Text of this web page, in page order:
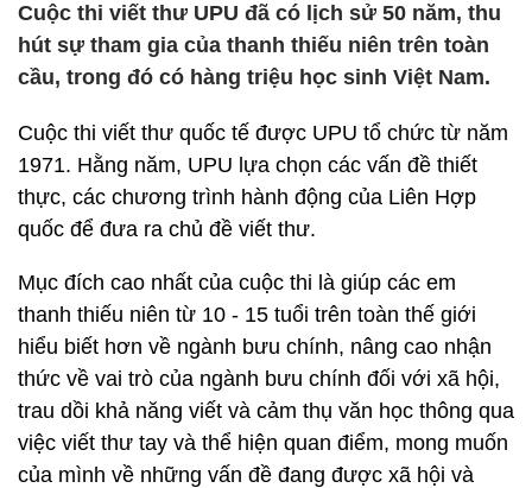
Cuộc thi viết thư UPU đã có lịch sử 50 năm, thu
hút sự tham gia của thanh thiếu niên trên toàn
cầu, trong đó có hàng triệu học sinh Việt Nam.
Cuộc thi viết thư quốc tế được UPU tổ chức từ năm
1971. Hằng năm, UPU lựa chọn các vấn đề thiết
thực, các chương trình hành động của Liên Hợp
quốc để đưa ra chủ đề viết thư.
Mục đích cao nhất của cuộc thi là giúp các em
thanh thiếu niên từ 10 - 15 tuổi trên toàn thế giới
hiểu biết hơn về ngành bưu chính, nâng cao nhận
thức về vai trò của ngành bưu chính đối với xã hội,
trau dồi khả năng viết và cảm thụ văn học thông qua
việc viết thư tay và thể hiện quan điểm, mong muốn
của mình về những vấn đề đang được xã hội và